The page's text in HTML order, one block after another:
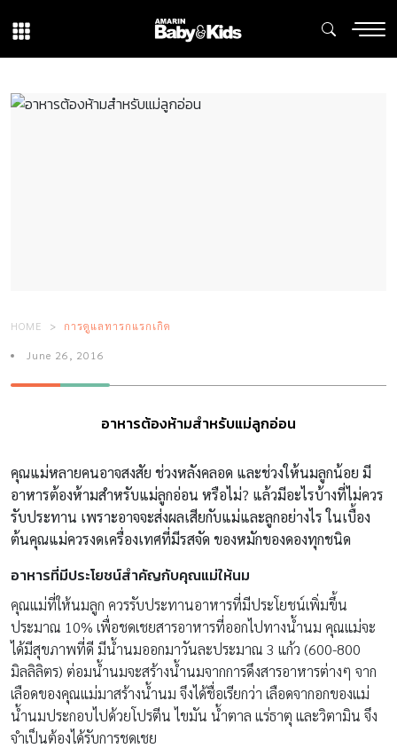
HOME การดูแลทารกแรกเกิด
June 26, 2016
อาหารต้องห้ามสำหรับแม่ลูกอ่อน
คุณแม่หลายคนอาจสงสัย ช่วงหลังคลอด และช่วงให้นมลูกน้อย มี
อาหารต้องห้ามสำหรับแม่ลูกอ่อน หรือไม่? แล้วมีอะไรบ้างที่ไม่ควร
รับประทาน เพราะอาจจะส่งผลเสียกับแม่และลูกอย่างไร ในเบื้อง
ต้นคุณแม่ควรงดเครื่องเทศที่มีรสจัด ของหมักของดองทุกชนิด
อาหารที่มีประโยชน์สำคัญกับคุณแม่ให้นม
คุณแม่ที่ให้นมลูก ควรรับประทานอาหารที่มีประโยชน์เพิ่มขึ้น
ประมาณ 10% เพื่อชดเชยสารอาหารที่ออกไปทางน้ำนม คุณแม่จะ
ได้มีสุขภาพที่ดี มีน้ำนมออกมาวันละประมาณ 3 แก้ว (600-800
มิลลิลิตร) ต่อมน้ำนมจะสร้างน้ำนมจากการดึงสารอาหารต่างๆ จาก
เลือดของคุณแม่มาสร้างน้ำนม จึงได้ชื่อเรียกว่า เลือดจากอกของแม่
น้ำนมประกอบไปด้วยโปรตีน ไขมัน น้ำตาล แร่ธาตุ และวิตามิน จึง
จำเป็นต้องได้รับการชดเชย